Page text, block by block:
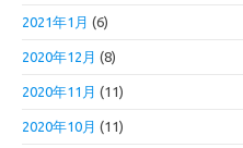
2021年1月 (6)
2020年12月 (8)
2020年11月 (11)
2020年10月 (11)